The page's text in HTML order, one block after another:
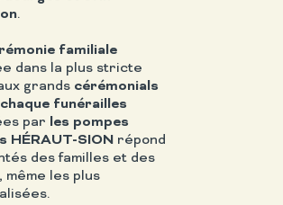
.
familiale
dans la plus stricte
grands cérémonials
chaque funérailles
par les pompes
HÉRAUT-SIONrépond
des familles et des
même les plus